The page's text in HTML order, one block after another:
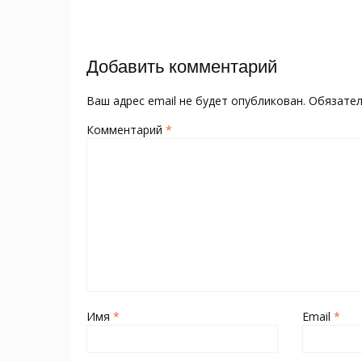
k s
ni
ki ь
Добавить комментарий
Ваш адрес email не будет опубликован.
Комментарий *
Имя * Email *